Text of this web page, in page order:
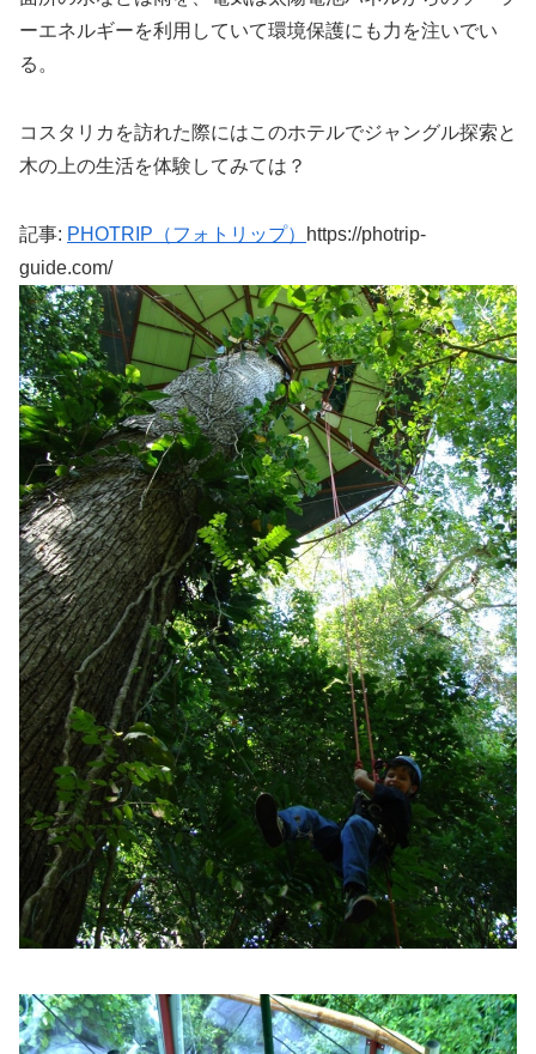
ーエネルギーを利用していて環境保護にも力を注いでい
る。
コスタリカを訪れた際にはこのホテルでジャングル探索と
木の上の生活を体験してみては？
記事: PHOTRIP（フォトリップ）
https://photrip-
guide.com/